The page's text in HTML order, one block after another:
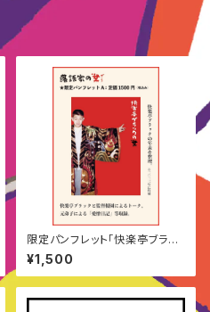
限定パンフレット「快楽亭ブラッ
クの業」
¥1,500